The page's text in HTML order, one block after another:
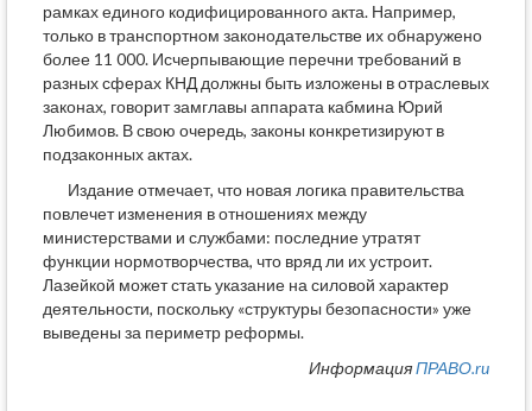
рамках единого кодифицированного акта. Например,
только в транспортном законодательстве их обнаружено
более 11 000. Исчерпывающие перечни требований в
разных сферах КНД должны быть изложены в отраслевых
законах, говорит замглавы аппарата кабмина Юрий
Любимов. В свою очередь, законы конкретизируют в
подзаконных актах.
Издание отмечает, что новая логика правительства
повлечет изменения в отношениях между
министерствами и службами: последние утратят
функции нормотворчества, что вряд ли их устроит.
Лазейкой может стать указание на силовой характер
деятельности, поскольку «структуры безопасности» уже
выведены за периметр реформы.
ИнформацияПРАВО.ru